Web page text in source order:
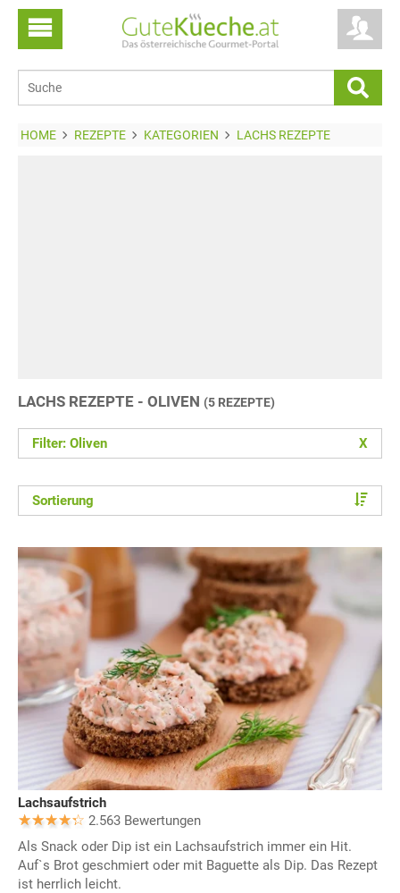
HOME REZEPTE KATEGORIEN LACHS REZEPTE
LACHS REZEPTE - OLIVEN (5 REZEPTE)
Filter: Oliven X
Sortierung
Lachsaufstrich
2.563 Bewertungen
Als Snack oder Dip ist ein Lachsaufstrich immer ein Hit.
Auf`s Brot geschmiert oder mit Baguette als Dip. Das Rezept
ist herrlich leicht.